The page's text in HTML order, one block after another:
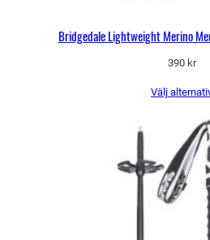
Bridgedale Lightweight Merino
390 kr
Välj